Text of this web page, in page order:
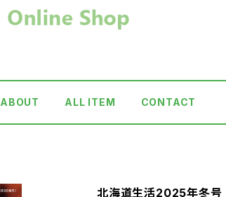
ABOUT ALL ITEM CONTACT
北海道生活2025年冬